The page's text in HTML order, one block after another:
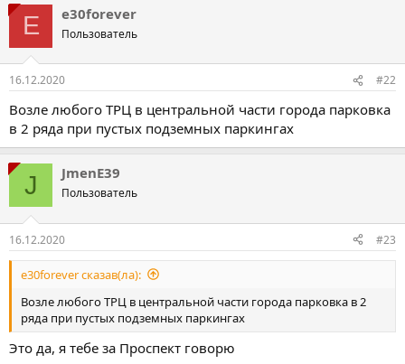
E e30forever
Пользователь
16.12.2020 #22
Возле любого ТРЦ в центральной части города парковка
в 2 ряда при пустых подземных паркингах
J JmenE39
Пользователь
16.12.2020 #23
e30forever сказав(ла):
Возле любого ТРЦ в центральной части города парковка в 2
ряда при пустых подземных паркингах
Это да, я тебе за Проспект говорю